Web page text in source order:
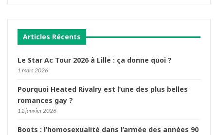
Articles Récents
Le Star Ac Tour 2026 à Lille : ça donne quoi ?
1 mars 2026
Pourquoi Heated Rivalry est l’une des plus belles
romances gay ?
11 janvier 2026
Boots : l’homosexualité dans l’armée des années 90